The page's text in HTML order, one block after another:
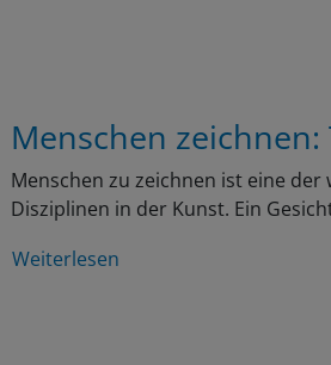
Menschen
Menschen zu zeichnen ist eine
Disziplinen in der Kunst. Ein
Weiterlesen